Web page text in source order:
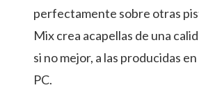
perfectamente sobre otras
Mix crea acapellas de una
si no mejor, a las producidas
PC.